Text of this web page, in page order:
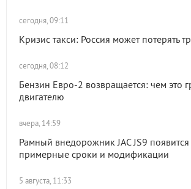
сегодня, 09:11
Кризис такси: Россия может потерять
сегодня, 08:12
Бензин Евро-2 возвращается: чем это
двигателю
вчера, 14:59
Рамный внедорожник JAC JS9
примерные сроки и модификации
5 августа, 11:33